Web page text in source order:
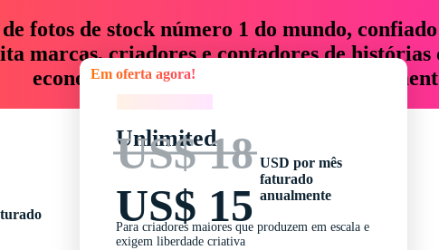
fotos de stock número 1 do mundo,
marcas, criadores e contadores de
economizam até 76% em tempo e
Em oferta agora!
Unlimited
US$ 18
US$ 15
USD por mês
faturado
anualmente
Para criadores maiores que produzem em escala e
exigem liberdade criativa